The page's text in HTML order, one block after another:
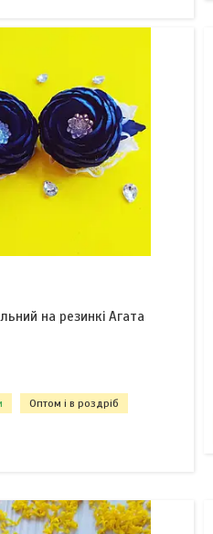
на резинкі Агата
Оптом і в роздріб